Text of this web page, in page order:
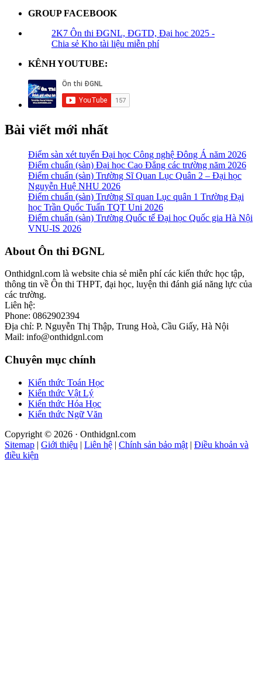
GROUP FACEBOOK
2K7 Ôn thi ĐGNL, ĐGTD, Đại học 2025 -
Chia sẻ Kho tài liệu miễn phí
KÊNH YOUTUBE:
Bài viết mới nhất
Điểm sàn xét tuyển Đại học Công nghệ Đông Á năm 2026
Điểm chuẩn (sàn) Đại học Cao Đẳng các trường năm 2026
Điểm chuẩn (sàn) Trường Sĩ Quan Lục Quân 2 – Đại học
Nguyễn Huệ NHU 2026
Điểm chuẩn (sàn) Trường Sĩ quan Lục quân 1 Trường Đại
học Trần Quốc Tuấn TQT Uni 2026
Điểm chuẩn (sàn) Trường Quốc tế Đại học Quốc gia Hà Nội
VNU-IS 2026
Footer
About Ôn thi ĐGNL
Onthidgnl.com là website chia sẻ miễn phí các kiến thức học tập,
thông tin về Ôn thi THPT, đại học, luyện thi đánh giá năng lực của
các trường.
Liên hệ:
Phone: 0862902394
Địa chỉ: P. Nguyễn Thị Thập, Trung Hoà, Cầu Giấy, Hà Nội
Mail: info@onthidgnl.com
Chuyên mục chính
Kiến thức Toán Học
Kiến thức Vật Lý
Kiến thức Hóa Học
Kiến thức Ngữ Văn
Copyright © 2026 · Onthidgnl.com
Sitemap | Giới thiệu | Liên hệ | Chính sản bảo mật | Điều khoản và
điều kiện